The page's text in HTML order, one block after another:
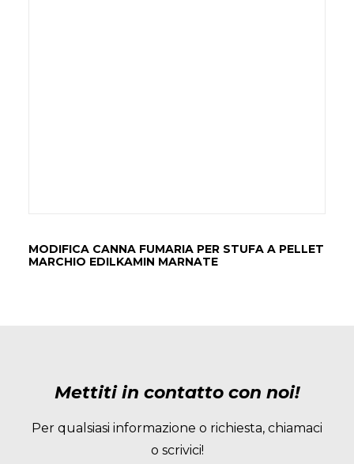
MODIFICA CANNA FUMARIA PER STUFA A PELLET
MARCHIO EDILKAMIN MARNATE
Mettiti in contatto con noi!
Per qualsiasi informazione o richiesta, chiamaci
o scrivici!